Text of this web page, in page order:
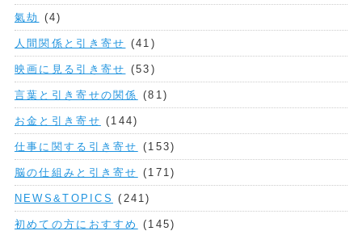
氣劫 (4)
人間関係と引き寄せ (41)
映画に見る引き寄せ (53)
言葉と引き寄せの関係 (81)
お金と引き寄せ (144)
仕事に関する引き寄せ (153)
脳の仕組みと引き寄せ (171)
NEWS&TOPICS (241)
初めての方におすすめ (145)